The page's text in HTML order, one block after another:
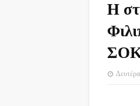
Η